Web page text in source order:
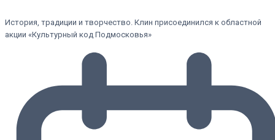
История, традиции и творчество. Клин присоединился к областной
акции «Культурный код Подмосковья»